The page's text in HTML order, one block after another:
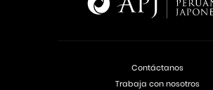
Contáctanos
Trabaja con nosotros